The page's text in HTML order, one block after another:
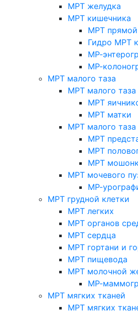
МРТ желудка
МРТ кишечника
МРТ
Гидро МРТ
МР-
МР-
МРТ малого таза
МРТ малого
МРТ
МРТ матки
МРТ малого
МРТ
МРТ
МРТ
МРТ мочевого
МР-
МРТ грудной клетки
МРТ легких
МРТ органов
МРТ сердца
МРТ гортани и
МРТ пищевода
МРТ молочной
МР-
МРТ мягких тканей
МРТ мягких